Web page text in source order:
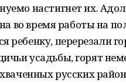
настигнет их.
во время работы на
ребенку, перерезали
усадьбы, горят
русских